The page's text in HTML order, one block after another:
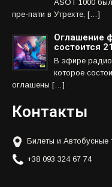
ASOT 1000
пре-пати в Утрехте, […]
Оглашение
состоится
В эфире
которое
оглашены […]
Контакты
Билеты и Автобусные
+38 093 324 67 74